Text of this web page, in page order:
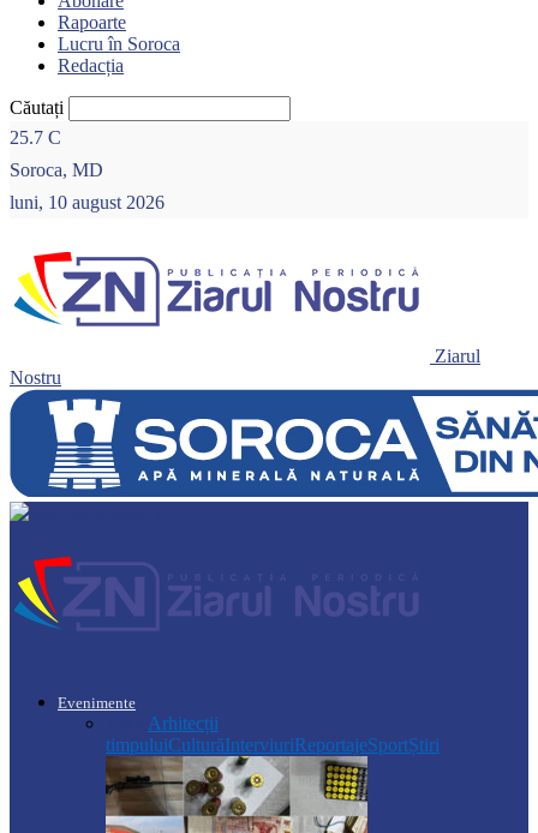
Rapoarte
Lucru în Soroca
Redacția
Căutați
25.7 C
Soroca, MD
luni, 10 august 2026
Ziarul
Nostru
Evenimente
Arhitecții
timpuluiCulturăInterviuriReportajeSportȘtiri